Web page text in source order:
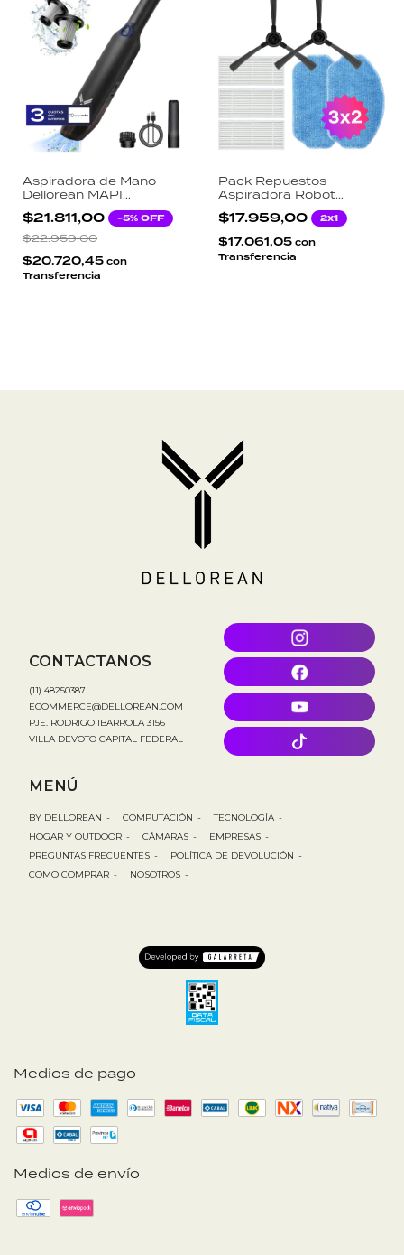
Aspiradora de Mano
Dellorean MAPI
Inalámbrica 5500Pa 2
Niveles Filtro HEPA
USB-C Auto Hogar
$21.811,00 -5% OFF
$22.959,00
$20.720,45 con
Transferencia
Pack Repuestos
Aspiradora Robot
Dellorean Robot.ito Kit 3
Filtros HEPA 2 Cepillos
Laterales 2 Mopas
Microfibra
$17.959,00 2x1
$17.061,05 con
Transferencia
Medios de pago
Medios de envío
CONTACTANOS
(11) 48250387
ECOMMERCE@DELLOREAN.COM
PJE. RODRIGO IBARROLA 3156
VILLA DEVOTO CAPITAL FEDERAL
MENÚ
BY DELLOREAN - COMPUTACIÓN - TECNOLOGÍA -
HOGAR Y OUTDOOR - CÁMARAS - EMPRESAS -
PREGUNTAS FRECUENTES - POLÍTICA DE DEVOLUCIÓN -
COMO COMPRAR - NOSOTROS -